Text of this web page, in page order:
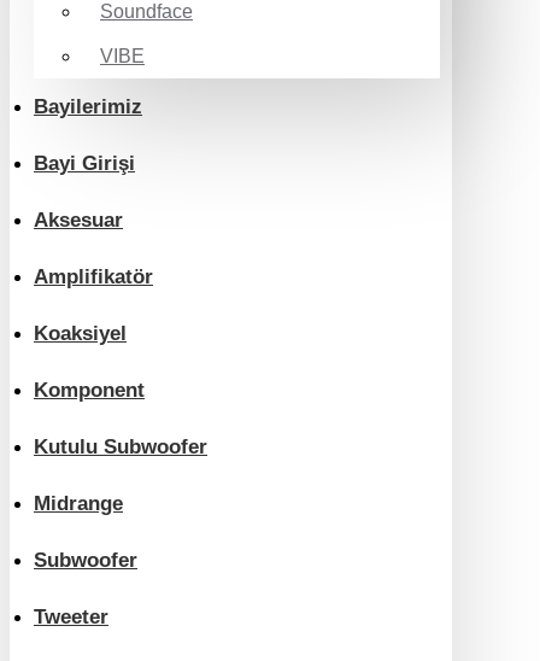
Soundface
VIBE
Bayilerimiz
Bayi Girişi
Aksesuar
Amplifikatör
Koaksiyel
Komponent
Kutulu Subwoofer
Midrange
Subwoofer
Tweeter